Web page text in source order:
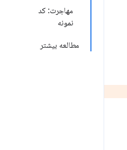
مهاجرت: کد
نمونه
مطالعه بیشتر